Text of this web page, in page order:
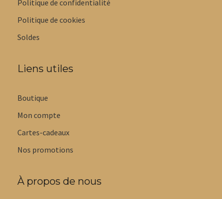
Politique de confidentialité
Politique de cookies
Soldes
Liens utiles
Boutique
Mon compte
Cartes-cadeaux
Nos promotions
À propos de nous